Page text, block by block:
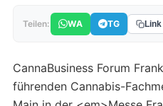
Teilen: WA TG Link
CannaBusiness Forum
führenden Cannabis-